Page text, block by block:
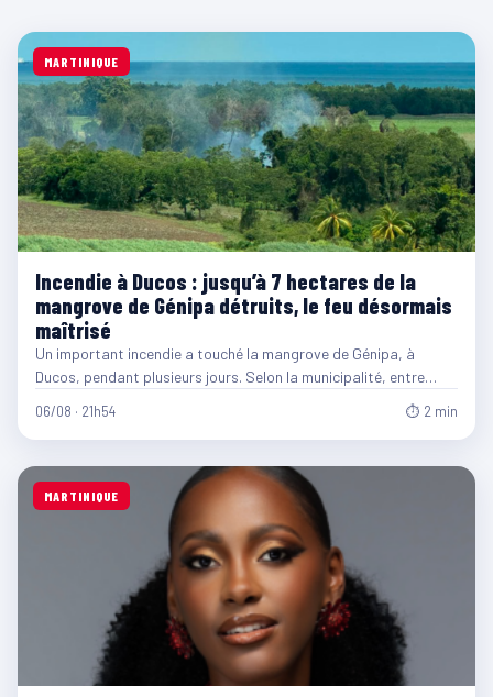
MARTINIQUE
Incendie à Ducos : jusqu’à 7 hectares de la
mangrove de Génipa détruits, le feu désormais
maîtrisé
Un important incendie a touché la mangrove de Génipa, à
Ducos, pendant plusieurs jours. Selon la municipalité, entre…
06/08 · 21h54 ⏱ 2 min
MARTINIQUE